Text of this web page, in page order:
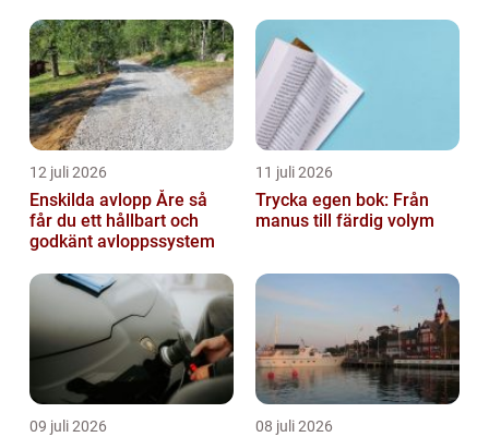
12 juli 2026
Enskilda avlopp Åre så
får du ett hållbart och
godkänt avloppssystem
11 juli 2026
Trycka egen bok: Från
manus till färdig volym
09 juli 2026 08 juli 2026